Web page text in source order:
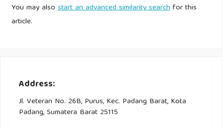
You may alsostart an advanced similarity searchfor this
article.
Address:
Jl. Veteran No. 26B, Purus, Kec. Padang Barat, Kota
Padang, Sumatera Barat 25115